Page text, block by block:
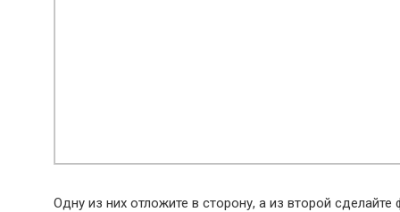
Одну из них отложите в сторону, а из второй